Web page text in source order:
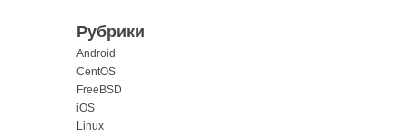
Рубрики
Android
CentOS
FreeBSD
iOS
Linux